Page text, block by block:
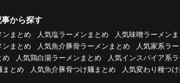
から探す
ンまとめ 人気塩ラーメンまとめ
人気味噌ラーメン
ンまとめ
人気魚介豚骨ラーメンまとめ
人気家系ラ
め
人気鶏白湯ラーメンまとめ
人気インスパイア系
まとめ
人気魚介豚骨つけ麺まとめ 人気変わり種つ